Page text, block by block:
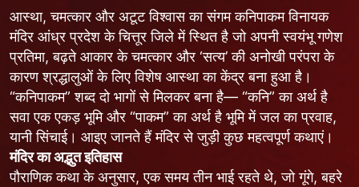
आस्था, चमत्कार और अटूट विश्वास का संगम कनिपाकम विनायक
मंदिर आंध्र प्रदेश के चित्तूर जिले में स्थित है जो अपनी स्वयंभू गणेश
प्रतिमा, बढ़ते आकार के चमत्कार और ‘सत्य’ की अनोखी परंपरा के
कारण श्रद्धालुओं के लिए विशेष आस्था का केंद्र बना हुआ है।
“कनिपाकम” शब्द दो भागों से मिलकर बना है— “कनि” का अर्थ है
सवा एक एकड़ भूमि और “पाकम” का अर्थ है भूमि में जल का प्रवाह,
यानी सिंचाई। आइए जानते हैं मंदिर से जुड़ी कुछ महत्वपूर्ण कथाएं।
मंदिर का अद्भुत इतिहास
पौराणिक कथा के अनुसार, एक समय तीन भाई रहते थे, जो गूंगे, बहरे